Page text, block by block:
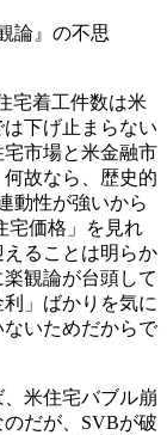
論』の不思
宅着工件数は米
下げ止まらない
市場と米金融市
故なら、歴史的
動性が強いから
宅価格」を見れ
ることは明らか
観論が台頭して
」ばかりを気に
いためだからで
、米住宅バブル崩
だが、SVBが破